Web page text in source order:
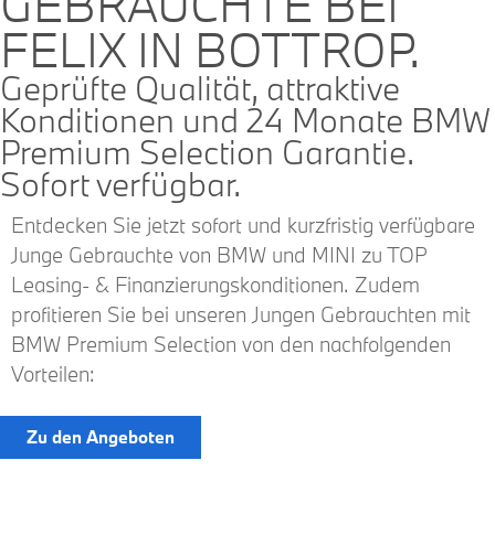
FELIX IN BOTTROP.
Geprüfte Qualität, attraktive
Konditionen und 24 Monate BMW
Premium Selection Garantie.
Sofort verfügbar.
Entdecken Sie jetzt sofort und kurzfristig verfügbare
Junge Gebrauchte von BMW und MINI zu TOP
Leasing- & Finanzierungskonditionen. Zudem
profitieren Sie bei unseren Jungen Gebrauchten mit
BMW Premium Selection von den nachfolgenden
Vorteilen:
Zu den Angeboten